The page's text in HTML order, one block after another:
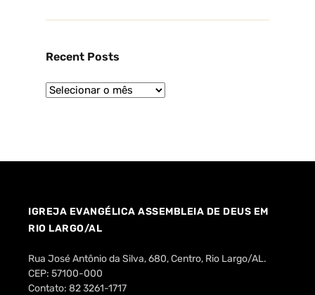
Recent Posts
IGREJA EVANGÉLICA ASSEMBLEIA DE DEUS EM
RIO LARGO/AL
Rua José Antônio da Silva, 680, Centro, Rio Largo/AL.
CEP: 57100-000
Contato: 82 3261-1717